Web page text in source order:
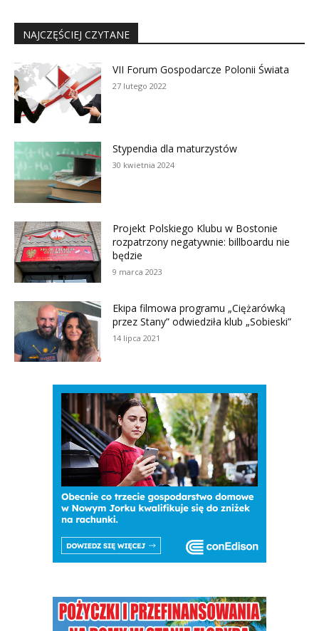
NAJCZĘŚCIEJ CZYTANE
VII Forum Gospodarcze Polonii Świata
27 lutego 2022
Stypendia dla maturzystów
30 kwietnia 2024
Projekt Polskiego Klubu w Bostonie
rozpatrzony negatywnie: billboardu nie
będzie
9 marca 2023
Ekipa filmowa programu „Ciężarówką
przez Stany” odwiedziła klub „Sobieski”
14 lipca 2021